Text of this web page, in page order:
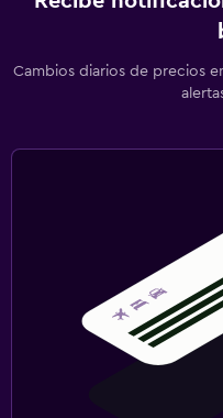
Cambios diarios de precios